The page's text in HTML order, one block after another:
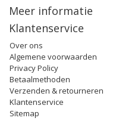
Meer informatie
Klantenservice
Over ons
Algemene voorwaarden
Privacy Policy
Betaalmethoden
Verzenden & retourneren
Klantenservice
Sitemap